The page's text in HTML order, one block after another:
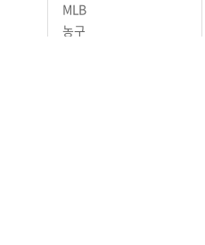
스포츠
한국야구